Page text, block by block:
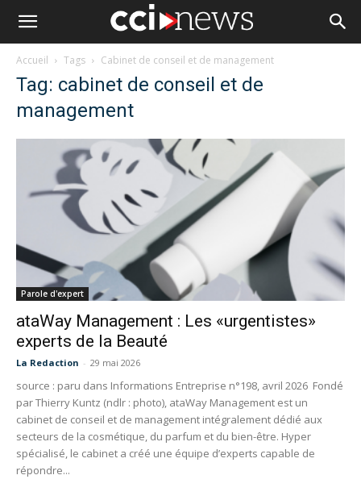
Accueil Tags Cabinet de conseil et de management
Tag: cabinet de conseil et de
management
Parole d'expert
ataWay Management : Les «urgentistes»
experts de la Beauté
La Redaction - 29 mai 2026
source : paru dans Informations Entreprise n°198, avril 2026 Fondé
par Thierry Kuntz (ndlr : photo), ataWay Management est un
cabinet de conseil et de management intégralement dédié aux
secteurs de la cosmétique, du parfum et du bien-être. Hyper
spécialisé, le cabinet a créé une équipe d’experts capable de
répondre...